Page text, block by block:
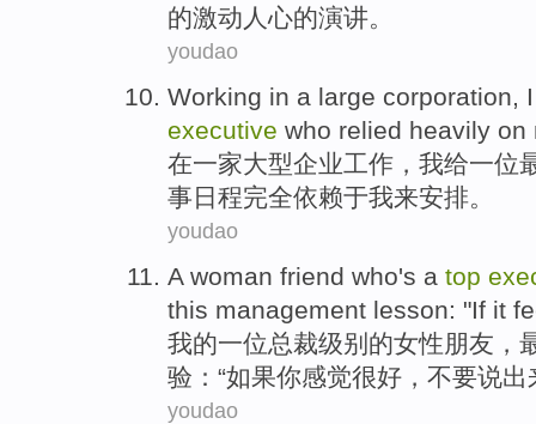
的激动 人心的演讲。
youdao
Working in a large corporation, I
executive who relied heavily on
在一家大型企业工作 ， 我给一位
事日程完全依赖于我来安排。
youdao
A woman friend who's a top
this management lesson: "If it
我的一位总裁级别的女性朋友 ，
验 ：“如果你感觉很好 ，不要说出
youdao